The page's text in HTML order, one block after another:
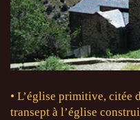
• L’église primitive, citée
transept à l’église